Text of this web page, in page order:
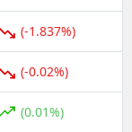
(-1.837%)
(-0.02%)
(0.01%)